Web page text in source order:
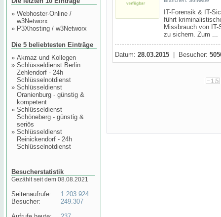
» Webhoster-Online /
w3Networx
» P3Xhosting / w3Networx
Die 5 beliebtesten Einträge
» Akmaz und Kollegen
» Schlüsseldienst Berlin
Zehlendorf - 24h
Schlüsselnotdienst
» Schlüsseldienst
Oranienburg - günstig &
kompetent
» Schlüsseldienst
Schöneberg - günstig &
seriös
» Schlüsseldienst
Reinickendorf - 24h
Schlüsselnotdienst
Besucherstatistik
Gezählt seit dem 08.08.2021
Seitenaufrufe:
Besucher:
1.203.924
249.307
IT-Forensik & IT-
führt
Missbrauch von
zu sichern. Zum ...
Datum: 28.03.2015 | Besucher: